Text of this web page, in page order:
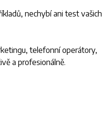
nechybí ani test vašich
telefonní operátory,
a profesionálně.